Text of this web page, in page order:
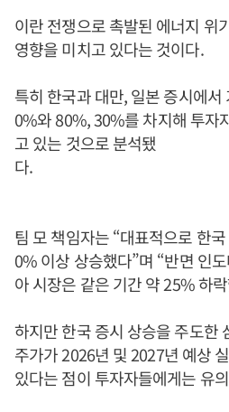
이란 전쟁으로 촉발된 에너지 위
영향을 미치고 있다는 것이다.
특히 한국과 대만, 일본 증시에
0%와 80%, 30%를 차지해 투자
고 있는 것으로 분석됐
다.
팀 모 책임자는 “대표적으로 한
0% 이상 상승했다”며 “반면 인
아 시장은 같은 기간 약 25% 하
하지만 한국 증시 상승을 주도한
주가가 2026년 및 2027년 예상
있다는 점이 투자자들에게는 유